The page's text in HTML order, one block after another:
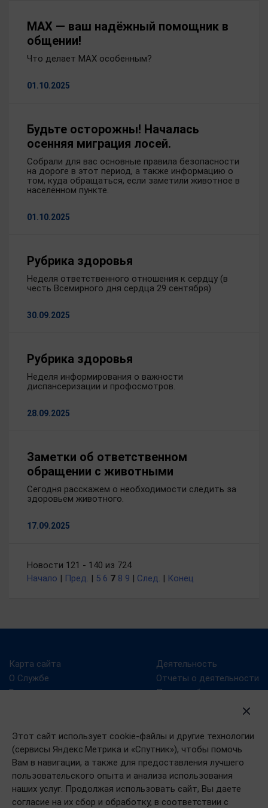
Этот сайт использует cookie-файлы и другие технологии
(сервисы Яндекс.Метрика и «Спутник»), чтобы помочь
Вам в навигации, а также для предоставления лучшего
пользовательского опыта и анализа использования
наших услуг. Продолжая использовать сайт, Вы даете
согласие на их сбор и обработку, в соответствии с
MAX — ваш надёжный помощник в
общении!
Что делает MAX особенным?
01.10.2025
Будьте осторожны! Началась
осенняя миграция лосей.
Собрали для вас основные правила безопасности
на дороге в этот период, а также информацию о
том, куда обращаться, если заметили животное в
населённом пункте.
01.10.2025
Рубрика здоровья
Неделя ответственного отношения к сердцу (в
честь Всемирного дня сердца 29 сентября)
30.09.2025
Рубрика здоровья
Неделя информирования о важности
диспансеризации и профосмотров.
28.09.2025
Заметки об ответственном
обращении с животными
Сегодня расскажем о необходимости следить за
здоровьем животного.
17.09.2025
Новости 121 - 140 из 724
Начало | Пред. | 5 6 7 8 9 | След. | Конец
Карта сайта
О Службе
Руководство
Деятельность
Отчеты о деятельности
Планы работ
Результаты проверок
Противодействие
коррупции
Противодействие
ВетИС
КНД службы
Компартментализация
Реформа КНД